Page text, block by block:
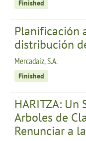
Finished
Planificación
distribución
Mercadaiz, S.A.
Finished
HARITZA:
Arboles de
Renunciar a